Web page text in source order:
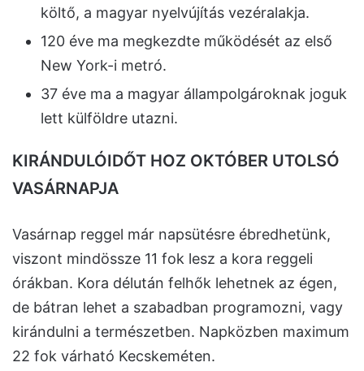
költő, a magyar nyelvújítás vezéralakja.
120 éve ma megkezdte működését az első
New York-i metró.
37 éve ma a magyar állampolgároknak joguk
lett külföldre utazni.
KIRÁNDULÓIDŐT HOZ OKTÓBER UTOLSÓ
VASÁRNAPJA
Vasárnap reggel már napsütésre ébredhetünk,
viszont mindössze 11 fok lesz a kora reggeli
órákban. Kora délután felhők lehetnek az égen,
de bátran lehet a szabadban programozni, vagy
kirándulni a természetben. Napközben maximum
22 fok várható Kecskeméten.